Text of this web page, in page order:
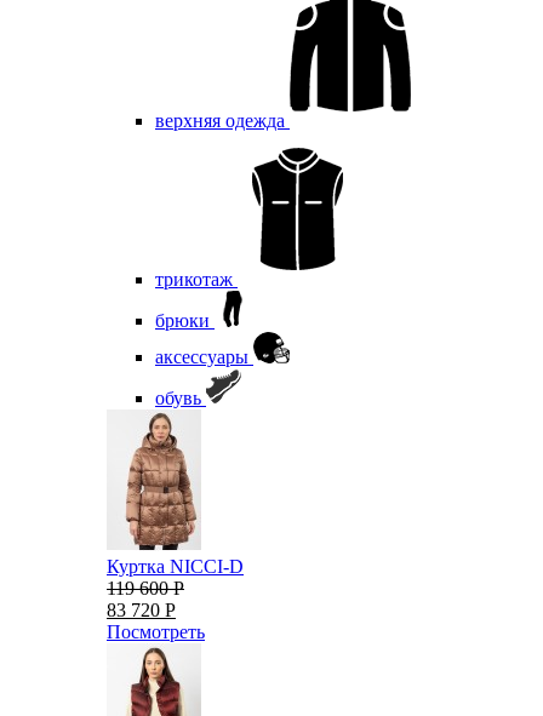
верхняя одежда
трикотаж
брюки
аксессуары
обувь
Куртка NICCI-D
119 600 Р
83 720 Р
Посмотреть